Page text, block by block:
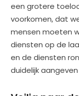
een grotere
voorkomen, dat
mensen moeten
diensten op de
en de diensten
duidelijk